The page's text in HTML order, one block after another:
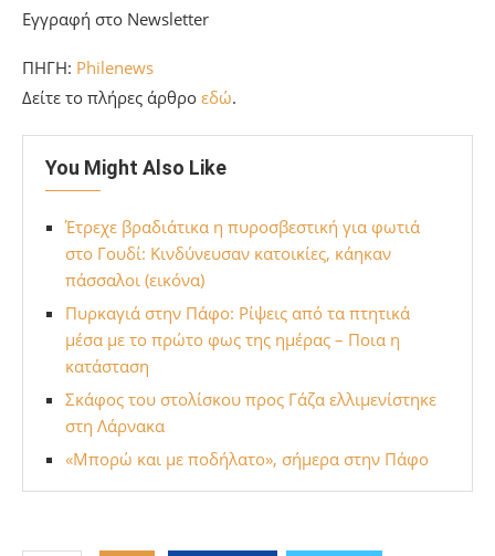
Εγγραφή στο Newsletter
ΠΗΓΗ: Philenews
Δείτε το πλήρες άρθρο εδώ.
You Might Also Like
Έτρεχε βραδιάτικα η πυροσβεστική για φωτιά
στο Γουδί: Κινδύνευσαν κατοικίες, κάηκαν
πάσσαλοι (εικόνα)
Πυρκαγιά στην Πάφο: Ρίψεις από τα πτητικά
μέσα με το πρώτο φως της ημέρας – Ποια η
κατάσταση
Σκάφος του στολίσκου προς Γάζα ελλιμενίστηκε
στη Λάρνακα
«Mπορώ και με ποδήλατο», σήμερα στην Πάφο